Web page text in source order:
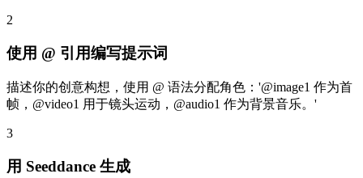
2
使用 @ 引用编写提示词
描述你的创意构想，使用 @ 语法分配角色：'@image1 作为首
帧，@video1 用于镜头运动，@audio1 作为背景音乐。'
3
用 Seeddance 生成